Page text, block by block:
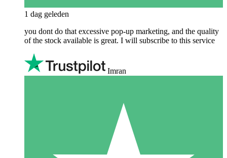
1 dag geleden
you dont do that excessive pop-up marketing, and the quality
of the stock available is great. I will subscribe to this service
Imran